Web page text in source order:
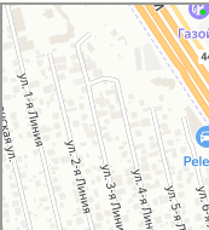
GM-City&VAG-Repair
Автосервис, автотехцентр в
Магазин автозапчастей и